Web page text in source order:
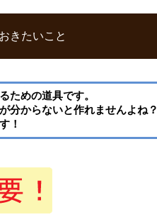
きたいこと
ための道具です。
分からないと作れませんよね？
！